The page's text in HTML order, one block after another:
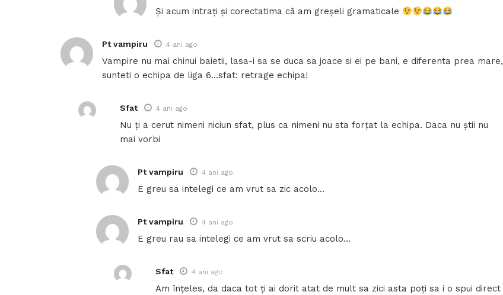
Și acum intrați și corectatima că am greșeli gramaticale
Pt vampiru 4 ani ago
Vampire nu mai chinui baietii, lasa-i sa se duca sa joace si ei pe bani, e diferenta prea mare,
sunteti o echipa de liga 6…sfat: retrage echipa!
Sfat 4 ani ago
Nu ți a cerut nimeni niciun sfat, plus ca nimeni nu sta forțat la echipa. Daca nu știi nu
mai vorbi
Pt vampiru 4 ani ago
E greu sa intelegi ce am vrut sa zic acolo…
Pt vampiru 4 ani ago
E greu rau sa intelegi ce am vrut sa scriu acolo…
Sfat 4 ani ago
Am înțeles, da daca tot ți ai dorit atat de mult sa zici asta poți sa i o spui direct